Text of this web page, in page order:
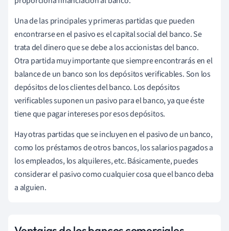
Una de las principales y primeras partidas que pueden
encontrarse en el pasivo es el capital social del banco. Se
trata del dinero que se debe a los accionistas del banco.
Otra partida muy importante que siempre encontrarás en el
balance de un banco son los depósitos verificables. Son los
depósitos de los clientes del banco. Los depósitos
verificables suponen un pasivo para el banco, ya que éste
tiene que pagar intereses por esos depósitos.
Hay otras partidas que se incluyen en el pasivo de un banco,
como los préstamos de otros bancos, los salarios pagados a
los empleados, los alquileres, etc. Básicamente, puedes
considerar el pasivo como cualquier cosa que el banco deba
a alguien.